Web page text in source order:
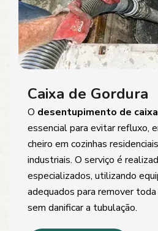
Caixa de Gordura
O desentupimento de
essencial para evitar refluxo,
cheiro em cozinhas
industriais. O serviço é
especializados, utilizando
adequados para remover
sem danificar a tubulação.